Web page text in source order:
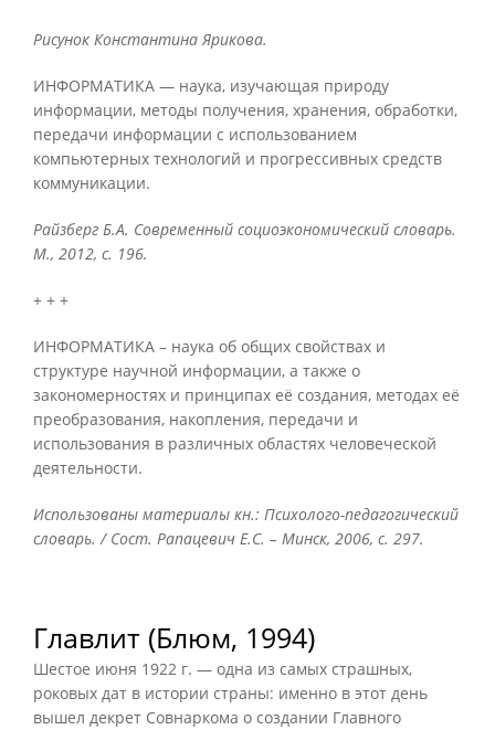
Рисунок Константина Ярикова.
ИНФОРМАТИКА — наука, изучающая природу
информации, методы получения, хранения, обработки,
передачи информации с использованием
компьютерных технологий и прогрессивных средств
коммуникации.
Райзберг Б.А. Современный социоэкономический словарь.
М., 2012, с. 196.
+ + +
ИНФОРМАТИКА – наука об общих свойствах и
структуре научной информации, а также о
закономерностях и принципах её создания, методах её
преобразования, накопления, передачи и
использования в различных областях человеческой
деятельности.
Использованы материалы кн.: Психолого-педагогический
словарь. / Сост. Рапацевич Е.С. – Минск, 2006, с. 297.
Главлит (Блюм, 1994)
Шестое июня 1922 г. — одна из самых страшных,
роковых дат в истории страны: именно в этот день
вышел декрет Совнаркома о создании Главного